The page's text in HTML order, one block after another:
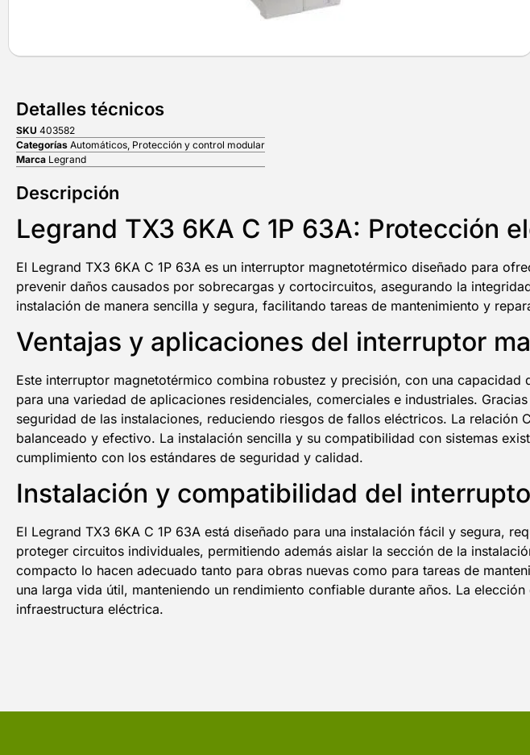
Detalles técnicos
SKU 403582
Categorías Automáticos Protección y control modular
Marca Legrand
Descripción
Legrand TX3 6KA C 1P 63A: Protección
El Legrand TX3 6KA C 1P 63A es un interruptor magnetotérmico diseñado para
prevenir daños causados por sobrecargas y cortocircuitos, asegurando la
instalación de manera sencilla y segura, facilitando tareas de mantenimiento y
Ventajas y aplicaciones del interruptor
Este interruptor magnetotérmico combina robustez y precisión, con una
para una variedad de aplicaciones residenciales, comerciales e industriales.
seguridad de las instalaciones, reduciendo riesgos de fallos eléctricos. La
balanceado y efectivo. La instalación sencilla y su compatibilidad con sistemas
cumplimiento con los estándares de seguridad y calidad.
Instalación y compatibilidad del
El Legrand TX3 6KA C 1P 63A está diseñado para una instalación fácil y segura,
proteger circuitos individuales, permitiendo además aislar la sección de la
compacto lo hacen adecuado tanto para obras nuevas como para tareas de
una larga vida útil, manteniendo un rendimiento confiable durante años. La
infraestructura eléctrica.